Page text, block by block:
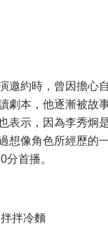
邀約時，曾因擔心
劇本，他逐漸被故
表示，因為李秀炯
想像角色所經歷的
分首播。
拌冷麵